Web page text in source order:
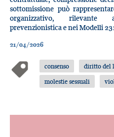
sottomissione può
organizzativo, rilevante
prevenzionistica e nei Modelli
21/04/2026
consenso diritto del
molestie sessuali